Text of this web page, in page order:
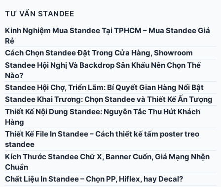
TƯ VẤN STANDEE
Kinh Nghiệm Mua Standee Tại TPHCM – Mua Standee Giá
Rẻ
Cách Chọn Standee Đặt Trong Cửa Hàng, Showroom
Standee Hội Nghị Và Backdrop Sân Khấu Nên Chọn Thế
Nào?
Standee Hội Chợ, Triển Lãm: Bí Quyết Gian Hàng Nổi Bật
Standee Khai Trương: Chọn Standee và Thiết Kế Ấn Tượng
Thiết Kế Nội Dung Standee: Nguyên Tắc Thu Hút Khách
Hàng
Thiết Kế File In Standee – Cách thiết kế tấm poster treo
standee
Kích Thước Standee Chữ X, Banner Cuốn, Giá Mạng Nhện
Chuẩn
Chất Liệu In Standee – Chọn PP, Hiflex, hay Decal?